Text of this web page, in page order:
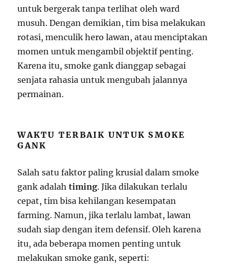
untuk bergerak tanpa terlihat oleh ward
musuh. Dengan demikian, tim bisa melakukan
rotasi, menculik hero lawan, atau menciptakan
momen untuk mengambil objektif penting.
Karena itu, smoke gank dianggap sebagai
senjata rahasia untuk mengubah jalannya
permainan.
WAKTU TERBAIK UNTUK SMOKE
GANK
Salah satu faktor paling krusial dalam smoke
gank adalahtiming. Jika dilakukan terlalu
cepat, tim bisa kehilangan kesempatan
farming. Namun, jika terlalu lambat, lawan
sudah siap dengan item defensif. Oleh karena
itu, ada beberapa momen penting untuk
melakukan smoke gank, seperti: